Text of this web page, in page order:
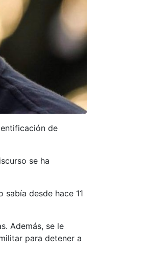
de
se ha
desde hace 11
Además, se le
para detener a